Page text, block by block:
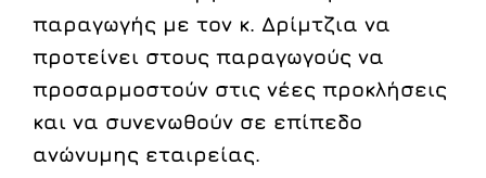
παραγωγής με τον κ. Δρίμτζια να
προτείνει στους παραγωγούς να
προσαρμοστούν στις νέες προκλήσεις
και να συνενωθούν σε επίπεδο
ανώνυμης εταιρείας.